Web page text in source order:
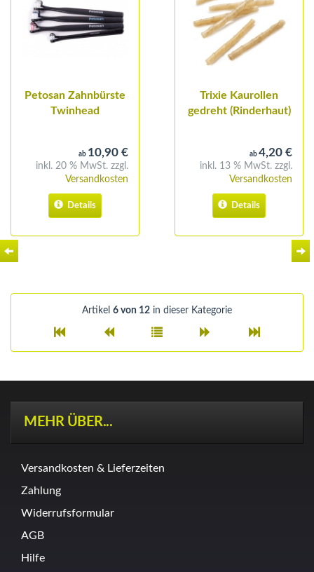
Petosan Zahnbürste
Twinhead
ab 10,90 €
inkl. 20 % MwSt. zzgl.
Versandkosten
Details
Trixie Kaurollen
gedreht (Rinderhaut)
ab 4,20 €
inkl. 13 % MwSt. zzgl.
Versandkosten
Details
Artikel 6 von 12 in dieser Kategorie
MEHR ÜBER...
Versandkosten & Lieferzeiten
Zahlung
Widerrufsformular
AGB
Hilfe